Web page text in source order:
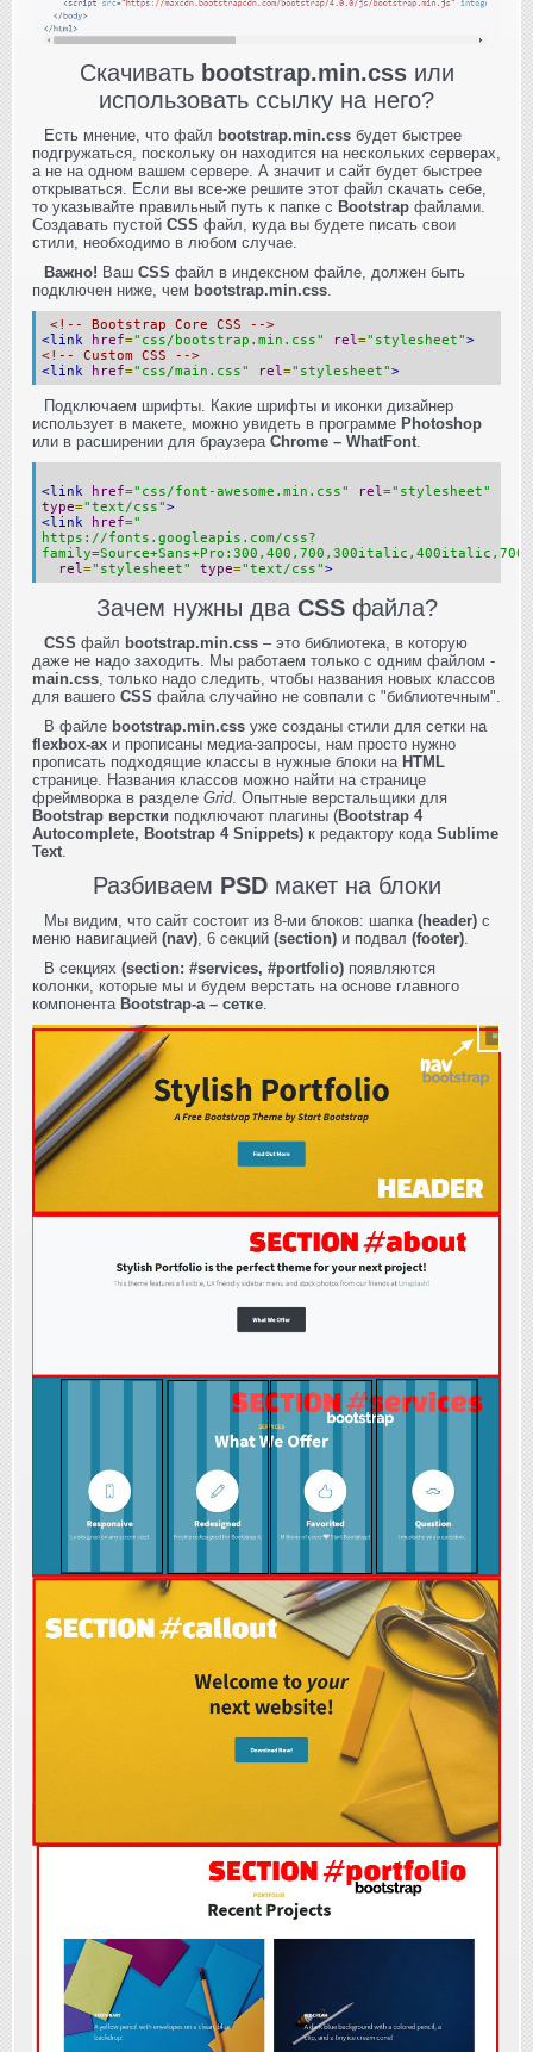
Скачивать bootstrap.min.cssили
использовать ссылку на него?
Есть мнение, что файл bootstrap.min.css будет быстрее
подгружаться, поскольку он находится на нескольких серверах,
а не на одном вашем сервере. А значит и сайт будет быстрее
открываться. Если вы все-же решите этот файл скачать себе,
то указывайте правильный путь к папке с Bootstrap файлами.
Создавать пустой CSS файл, куда вы будете писать свои
стили, необходимо в любом случае.
Важно! Ваш CSS файл в индексном файле, должен быть
подключен ниже, чем bootstrap.min.css.
<!-- Bootstrap Core CSS -->
<link
href="css/bootstrap.min.css" rel="stylesheet">
<!-- Custom CSS -->
<link
href="css/main.css" rel="stylesheet">
Подключаем шрифты. Какие шрифты и иконки дизайнер
использует в макете, можно увидеть в программе Photoshop
или в расширении для браузера Chrome – WhatFont.
<link href="css/font-awesome.min.css" rel="stylesheet"
type="text/css">
<link
href="
https://fonts.googleapis.com/css?
rel="stylesheet" type="text/css">
Зачем нужны два CSSфайла?
CSS файл bootstrap.min.css – это библиотека, в которую
даже не надо заходить. Мы работаем только с одним файлом -
main.css, только надо следить, чтобы названия новых классов
для вашего CSS файла случайно не совпали с "библиотечным".
В файле bootstrap.min.css уже созданы стили для сетки на
flexbox-ах и прописаны медиа-запросы, нам просто нужно
прописать подходящие классы в нужные блоки на HTML
странице. Названия классов можно найти на странице
фреймворка в разделе Grid. Опытные верстальщики для
Bootstrap верстки подключают плагины (Bootstrap 4
Autocomplete, Bootstrap 4 Snippets) к редактору кода Sublime
Text.
Разбиваем PSDмакет на блоки
Мы видим, что сайт состоит из 8-ми блоков: шапка (header) с
меню навигацией (nav), 6 секций (section) и подвал (footer).
В секциях (section: #services, #portfolio) появляются
колонки, которые мы и будем верстать на основе главного
компонента Bootstrap-а – сетке.